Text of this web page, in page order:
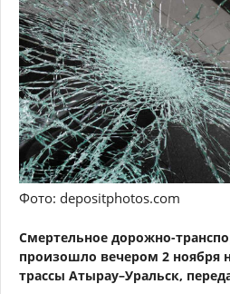
Фото: depositphotos.com
Смертельное дорожно-
произошло вечером 2 ноября
трассы Атырау–Уральск,